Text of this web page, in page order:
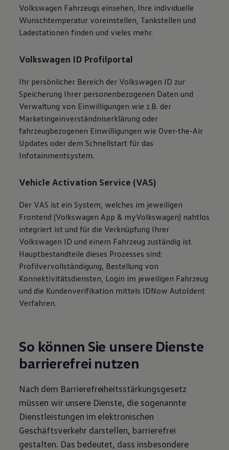
Volkswagen Fahrzeugs einsehen, Ihre individuelle
Wunschtemperatur voreinstellen, Tankstellen und
Ladestationen finden und vieles mehr.
Volkswagen ID Profilportal
Ihr persönlicher Bereich der Volkswagen ID zur
Speicherung Ihrer personenbezogenen Daten und
Verwaltung von Einwilligungen wie z.B. der
Marketingeinverständniserklärung oder
fahrzeugbezogenen Einwilligungen wie Over-the-Air
Updates oder dem Schnellstart für das
Infotainmentsystem.
Vehicle Activation Service (VAS)
Der VAS ist ein System, welches im jeweiligen
Frontend(Volkswagen App & myVolkswagen) nahtlos
integriert ist und für die Verknüpfung Ihrer
Volkswagen ID und einem Fahrzeug zuständig ist.
Hauptbestandteile dieses Prozesses sind:
Profilvervollständigung, Bestellung von
Konnektivitätsdiensten, Login im jeweiligen Fahrzeug
und die Kundenverifikation mittels IDNow AutoIdent
Verfahren.
So können Sie unsere Dienste
barrierefrei nutzen
Nach dem Barrierefreiheitsstärkungsgesetz
müssen wir unsere Dienste, die sogenannte
Dienstleistungen im elektronischen
Geschäftsverkehr darstellen, barrierefrei
gestalten. Das bedeutet, dass insbesondere